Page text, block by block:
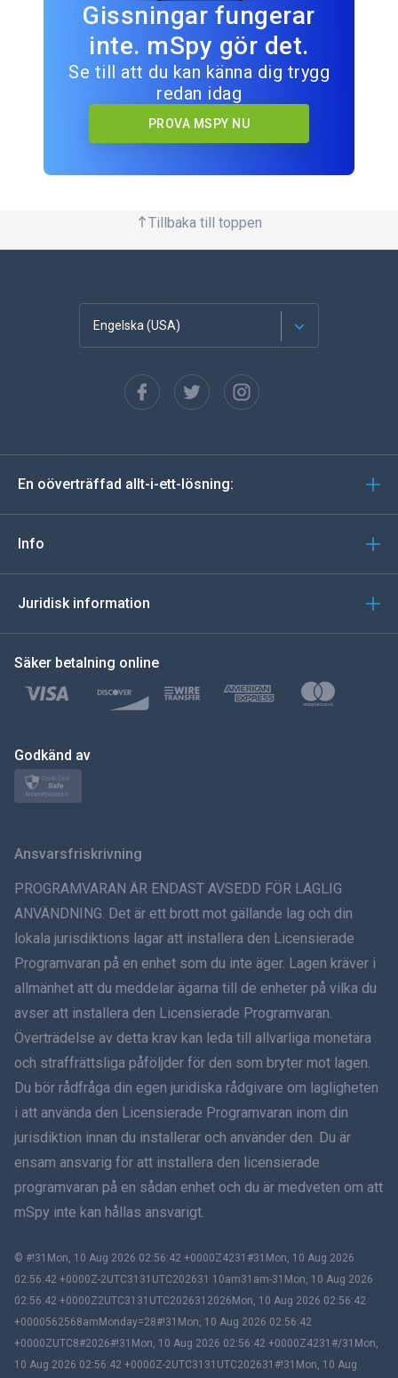
Gissningar fungerar
inte. mSpy gör det.
Se till att du kan känna dig trygg
redan idag
PROVA MSPY NU
Tillbaka till toppen
Engelska (USA)
Spanska
tyska
Türkçe
Polski
ภาษาไทย
Dansk
हिंदी
עברית
Română
Ελληνικά
繁體中文
Slovenčina
Bahasa Melayu
En oöverträffad allt-i-ett-lösning:
Info
Juridisk information
Säker betalning online
Godkänd av
Ansvarsfriskrivning
PROGRAMVARAN ÄR ENDAST AVSEDD FÖR LAGLIG
ANVÄNDNING. Det är ett brott mot gällande lag och din
lokala jurisdiktions lagar att installera den Licensierade
Programvaran på en enhet som du inte äger. Lagen kräver i
allmänhet att du meddelar ägarna till de enheter på vilka du
avser att installera den Licensierade Programvaran.
Överträdelse av detta krav kan leda till allvarliga monetära
och straffrättsliga påföljder för den som bryter mot lagen.
Du bör rådfråga din egen juridiska rådgivare om lagligheten
i att använda den Licensierade Programvaran inom din
jurisdiktion innan du installerar och använder den. Du är
ensam ansvarig för att installera den licensierade
programvaran på en sådan enhet och du är medveten om att
mSpy inte kan hållas ansvarigt.
© #!31Mon, 10 Aug 2026 02:56:42 +0000Z4231#31Mon, 10 Aug 2026
02:56:42 +0000Z-2UTC3131UTC202631 10am31am-31Mon, 10 Aug 2026
02:56:42 +0000Z2UTC3131UTC2026312026Mon, 10 Aug 2026 02:56:42
+0000562568amMonday=28#!31Mon, 10 Aug 2026 02:56:42
+0000ZUTC8#2026#!31Mon, 10 Aug 2026 02:56:42 +0000Z4231#/31Mon,
10 Aug 2026 02:56:42 +0000Z-2UTC3131UTC202631#!31Mon, 10 Aug